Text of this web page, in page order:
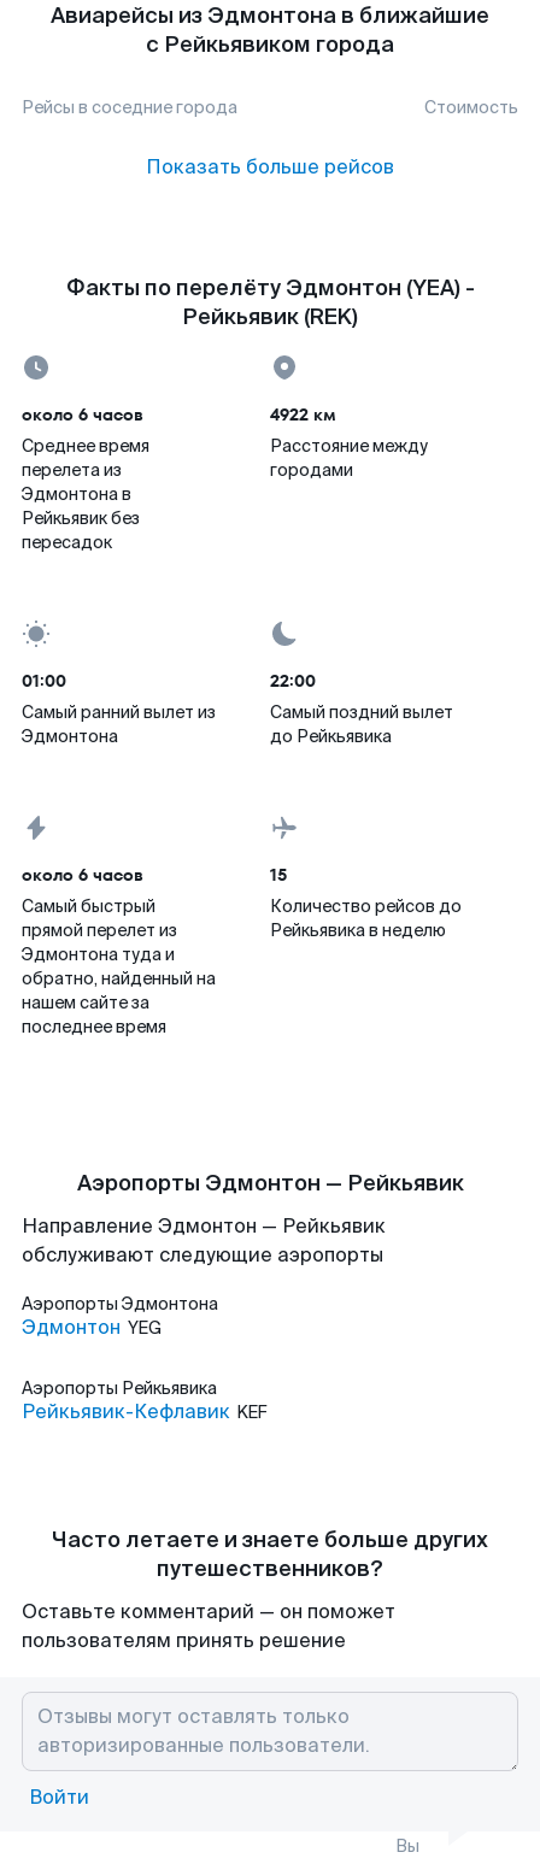
Авиарейсы из Эдмонтона в ближайшие
с Рейкьявиком города
Рейсы в соседние города Стоимость
Показать больше рейсов
Факты по перелёту Эдмонтон (YEA) -
Рейкьявик (REK)
около 6 часов
Среднее время
перелета из
Эдмонтона в
Рейкьявик без
пересадок
4922 км
Расстояние между
городами
01:00
Самый ранний вылет из
Эдмонтона
22:00
Самый поздний вылет
до Рейкьявика
около 6 часов
Самый быстрый
прямой перелет из
Эдмонтона туда и
обратно, найденный на
нашем сайте за
последнее время
15
Количество рейсов до
Рейкьявика в неделю
Аэропорты Эдмонтон — Рейкьявик
Направление Эдмонтон — Рейкьявик
обслуживают следующие аэропорты
Аэропорты Эдмонтона
Эдмонтон YEG
Аэропорты Рейкьявика
Рейкьявик-Кефлавик KEF
Часто летаете и знаете больше других
путешественников?
Оставьте комментарий — он поможет
пользователям принять решение
Войти
Вы